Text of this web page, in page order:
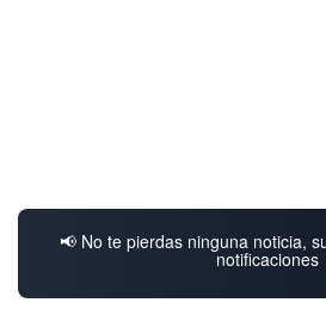
📢 No te pierdas ninguna noticia,
notificaciones